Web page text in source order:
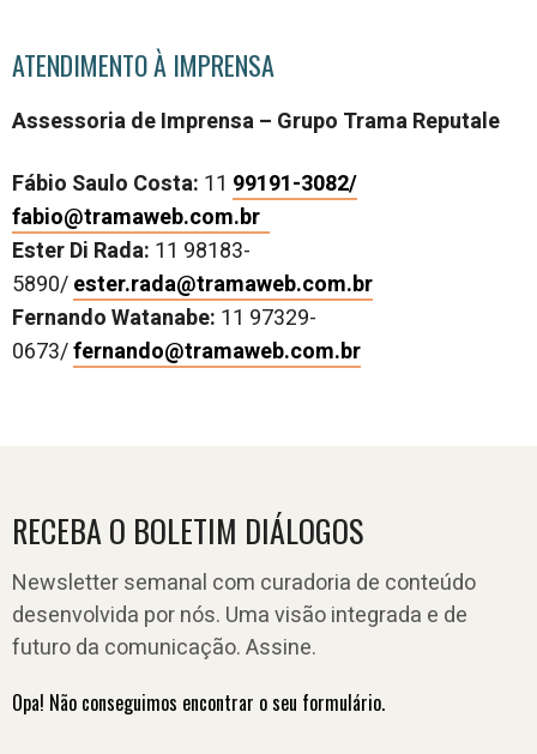
ATENDIMENTO À IMPRENSA
Assessoria de Imprensa – Grupo Trama Reputale
Fábio Saulo Costa: 11 99191-3082/
fabio@tramaweb.com.br
Ester Di Rada: 11 98183-
5890/ester.rada@tramaweb.com.br
Fernando Watanabe: 11 97329-
0673/fernando@tramaweb.com.br
RECEBA O BOLETIM DIÁLOGOS
Newsletter semanal com curadoria de conteúdo
desenvolvida por nós. Uma visão integrada e de
futuro da comunicação. Assine.
Opa! Não conseguimos encontrar o seu formulário.